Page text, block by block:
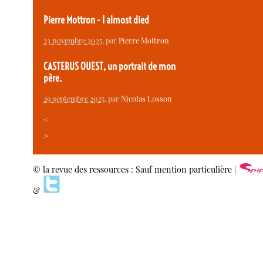
Pierre Mottron - I almost died
23 novembre 2025, parPierre Mottron
CASTERUS OUEST, un portrait de mon
père.
29 septembre 2025, parNicolas Losson
<
>
© la revue des ressources : Sauf mention particulière |
&